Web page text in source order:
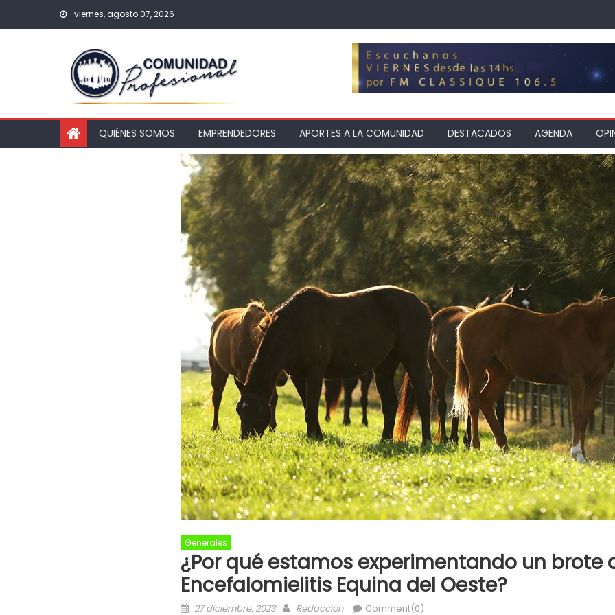
viernes, agosto 07, 2026
QUIÉNES SOMOS EMPRENDEDORES APORTES A LA COMUNIDAD DESTACADOS AGENDA
Generales
¿Por qué estamos experimentando un brote
Encefalomielitis Equina del Oeste?
27 diciembre, 2023 Redacción Comment(0)